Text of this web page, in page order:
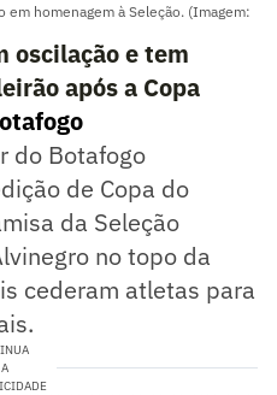
em homenagem à Seleção. (Imagem:
oscilação e tem
após a Copa
do Botafogo
de Copa do
da Seleção
no topo da
cederam atletas para